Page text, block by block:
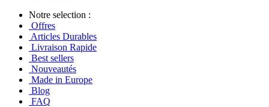
Notre selection :
Offres
Articles Durables
Livraison Rapide
Best sellers
Nouveautés
Made in Europe
Blog
FAQ